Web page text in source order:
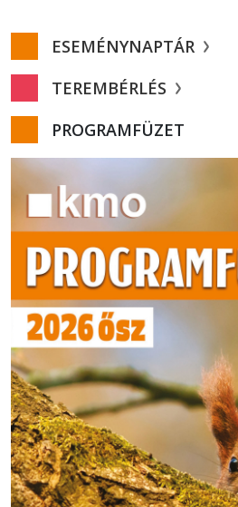
ESEMÉNYNAPTÁR
TEREMBÉRLÉS
PROGRAMFÜZET